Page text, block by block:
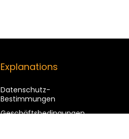
Explanations
Datenschutz-
Bestimmungen
Geschäftsbedingungen